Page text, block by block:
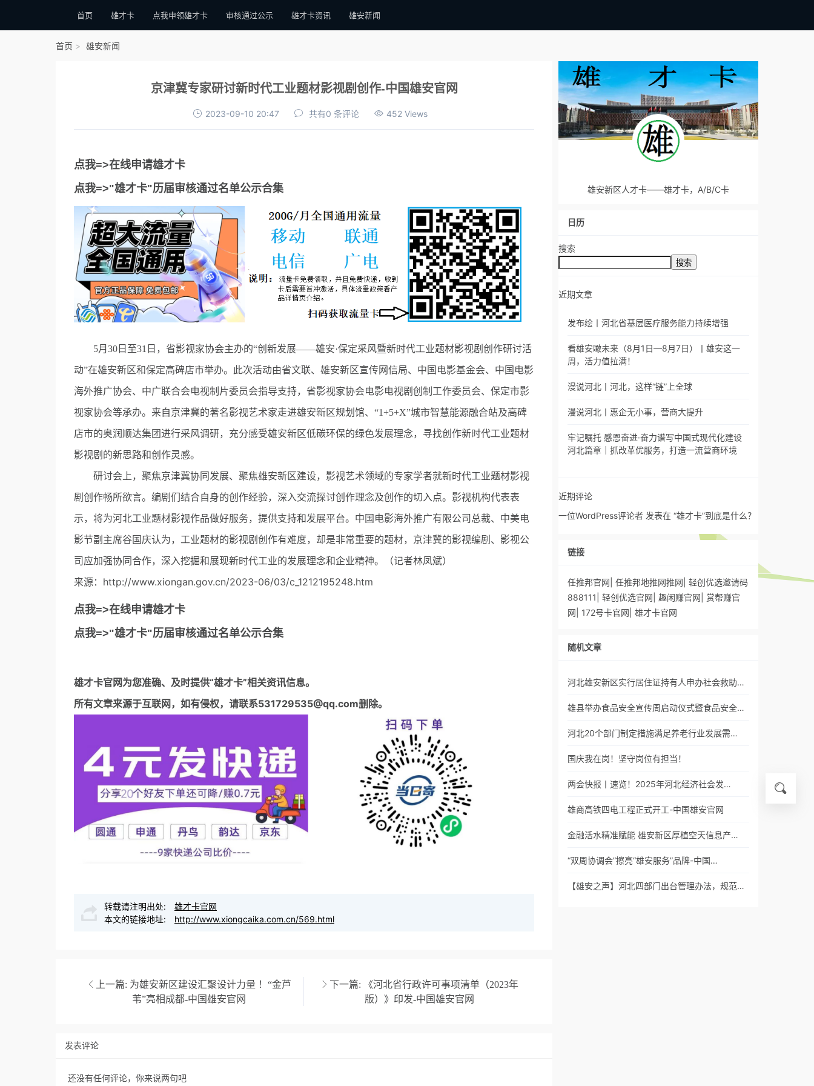
首页 雄才卡 点我申领雄才卡 审核通过公示 雄才卡资讯 雄安新闻
首页 雄安新闻
京津冀专家研讨新时代工业题材影视剧创作-中国雄安官网
2023-09-10 20:47 共有0 条评论 452 Views
点我=>在线申请雄才卡
点我=>"雄才卡"历届审核通过名单公示合集
5月30日至31日，省影视家协会主办的“创新发展——雄安·保定采风暨新时代工业题材影视剧创作研讨活
动”在雄安新区和保定高碑店市举办。此次活动由省文联、雄安新区宣传网信局、中国电影基金会、中国电影
海外推广协会、中广联合会电视制片委员会指导支持，省影视家协会电影电视剧创制工作委员会、保定市影
视家协会等承办。来自京津冀的著名影视艺术家走进雄安新区规划馆、“1+5+X”城市智慧能源融合站及高碑
店市的奥润顺达集团进行采风调研，充分感受雄安新区低碳环保的绿色发展理念，寻找创作新时代工业题材
影视剧的新思路和创作灵感。
研讨会上，聚焦京津冀协同发展、聚焦雄安新区建设，影视艺术领域的专家学者就新时代工业题材影视
剧创作畅所欲言。编剧们结合自身的创作经验，深入交流探讨创作理念及创作的切入点。影视机构代表表
示，将为河北工业题材影视作品做好服务，提供支持和发展平台。中国电影海外推广有限公司总裁、中美电
影节副主席谷国庆认为，工业题材的影视剧创作有难度，却是非常重要的题材，京津冀的影视编剧、影视公
司应加强协同合作，深入挖掘和展现新时代工业的发展理念和企业精神。 （记者林凤斌）
来源：http://www.xiongan.gov.cn/2023-06/03/c_1212195248.htm
点我=>在线申请雄才卡
点我=>"雄才卡"历届审核通过名单公示合集
雄才卡官网为您准确、及时提供“雄才卡”相关资讯信息。
所有文章来源于互联网，如有侵权，请联系531729535@qq.com删除。
转载请注明出处:
雄才卡官网
本文的链接地址:
http://www.xiongcaika.com.cn/569.html
上一篇: 为雄安新区建设汇聚设计力量 ！“金芦
苇”亮相成都-中国雄安官网
下一篇:
《河北省行政许可事项清单（2023年
版）》印发-中国雄安官网
发表评论
还没有任何评论，你来说两句吧
雄安新区人才卡——雄才卡，A/B/C卡
日历
搜索
搜索
近期文章
发布绘丨河北省基层医疗服务能力持续增强
看雄安瞰未来（8月1日—8月7日）丨雄安这一
周，活力值拉满！
漫说河北丨河北，这样“链”上全球
漫说河北丨惠企无小事，营商大提升
牢记嘱托 感恩奋进·奋力谱写中国式现代化建设
河北篇章｜抓改革优服务，打造一流营商环境
近期评论
一位WordPress评论者 发表在 “雄才卡”到底是什么？
链接
任推邦官网 任推邦地推网推网 轻创优选邀请码
888111
轻创优选官网 趣闲赚官网
赏帮赚官
网
172号卡官网 雄才卡官网
随机文章
河北雄安新区实行居住证持有人申办社会救助…
雄县举办食品安全宣传周启动仪式暨食品安全…
河北20个部门制定措施满足养老行业发展需…
国庆我在岗！坚守岗位有担当！
两会快报丨速览！2025年河北经济社会发…
雄商高铁四电工程正式开工-中国雄安官网
金融活水精准赋能 雄安新区厚植空天信息产…
“双周协调会”擦亮“雄安服务”品牌-中国…
【雄安之声】河北四部门出台管理办法，规范…